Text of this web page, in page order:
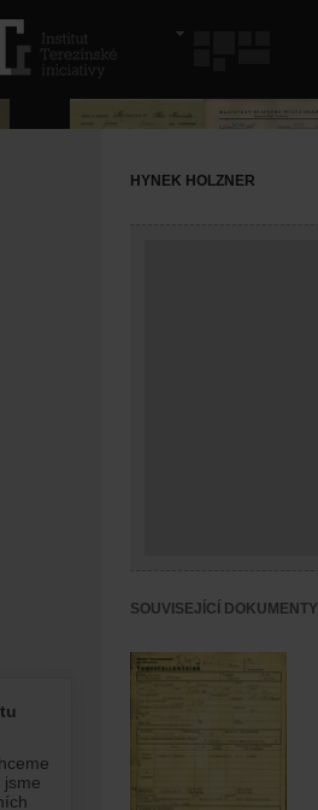
HYNEK HOLZNER
SOUVISEJÍCÍ DOKUMENTY